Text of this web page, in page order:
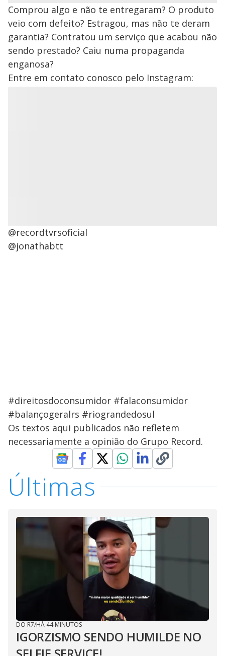
Comprou algo e não te entregaram? O produto
veio com defeito? Estragou, mas não te deram
garantia? Contratou um serviço que acabou não
sendo prestado? Caiu numa propaganda
enganosa?
Entre em contato conosco pelo Instagram:
@recordtvrsoficial
@jonathabtt
#direitosdoconsumidor #falaconsumidor
#balançogeralrs #riograndedosul
Os textos aqui publicados não refletem
necessariamente a opinião do Grupo Record.
Últimas
DO R7/HÁ 44 MINUTOS
IGORZISMO SENDO HUMILDE NO